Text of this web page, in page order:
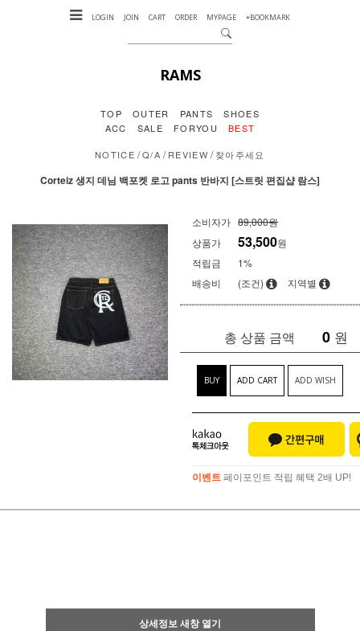
LOGIN JOIN CART ORDER MYPAGE +BOOKMARK
RAMS
TOP OUTER PANTS
SHOES
ACC
SALE FORYOU BEST
NOTICE /Q/A /REVIEW /찾아주세요
Corteiz 생지 데님 백포켓 로고 pants 반바지 [스트릿 편집샵 람스]
소비자가 89,000원
상품가
53,500원
적립금
1%
배송비
(조건) 지역별
총 상품 금액 0 원
BUY ADD CART ADD WISH
이벤트 페이포인트 적립 혜택 2배 UP!
상세정보 새창 열기